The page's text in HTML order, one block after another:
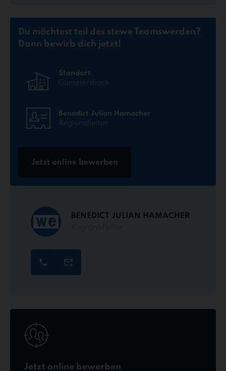
Du möchtest teil des stewe Teamswerden?
Dann bewirb dich jetzt!
Standort
Gummersbach
Benedict Julian Hamacher
Regionalleiter
Jetzt online bewerben
BENEDICT JULIAN HAMACHER
Jetzt online bewerben
online
bewerben